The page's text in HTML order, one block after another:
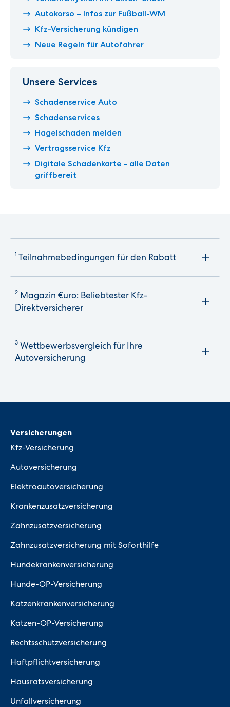
Autokorso – Infos zur Fußball-WM
Kfz-Versicherung kündigen
Neue Regeln für Autofahrer
Unsere Services
Schadenservice Auto
Schadenservices
Hagelschaden melden
Vertragsservice Kfz
Digitale Schadenkarte - alle Daten
griffbereit
1 Teilnahmebedingungen für den Rabatt
2 Magazin €uro: Beliebtester Kfz-
Direktversicherer
3 Wettbewerbsvergleich für Ihre
Autoversicherung
Versicherungen
Kfz-Versicherung
Autoversicherung
Elektroautoversicherung
Krankenzusatzversicherung
Zahnzusatzversicherung
Zahnzusatzversicherung mit Soforthilfe
Hundekrankenversicherung
Hunde-OP-Versicherung
Katzenkrankenversicherung
Katzen-OP-Versicherung
Rechtsschutzversicherung
Haftpflichtversicherung
Hausratsversicherung
Unfallversicherung